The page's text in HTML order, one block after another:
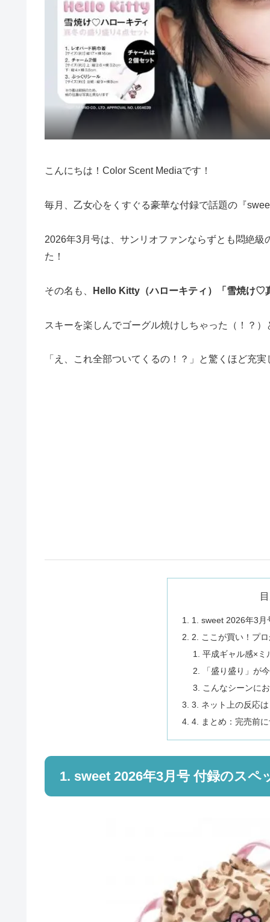
こんにちは！Color Scent Mediaです！
毎月、乙女心をくすぐる豪華な付録で話題の『
2026年3月号は、サンリオファンならずとも悶絶
た！
その名も、 Hello Kitty（ハローキティ）「雪焼け♡
スキーを楽しんでゴーグル焼けしちゃった（！？
「え、これ全部ついてくるの！？」と驚くほど充
1. sweet 2026年3月
2. ここが買い！プ
平成ギャル感×ミ
「盛り盛り」が
こんなシーンに
3. ネット上の反応
4. まとめ：完売前
1. sweet 2026年3月号 付録のスペ